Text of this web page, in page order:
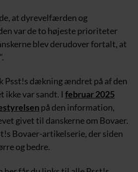
at dyrevelfærden og
var de to højeste prioriteter
blev derudover fortalt, at
Psst!s dækning ændret på af den
ikke var sandt. I februar 2025
på den information,
givet til danskerne om Bovaer.
Bovaer-artikelserie, der siden
og bedre.